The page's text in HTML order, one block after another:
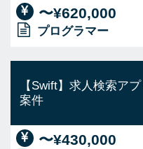
〜¥620,000
プログラマー
【Swift】求人検索ア
案件
〜¥430,000